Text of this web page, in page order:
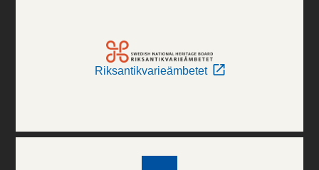
Riksantikvarieämbetet